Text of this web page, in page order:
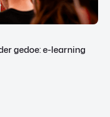
gedoe: e-learning